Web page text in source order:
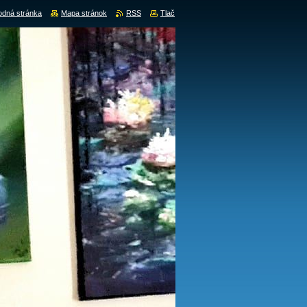
stránka Mapa stránok RSS Tlač